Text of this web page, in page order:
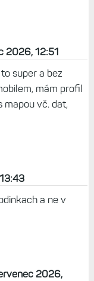
2026, 12:51
super a bez
mám profil
mapou vč. dat,
a ne v
2026,